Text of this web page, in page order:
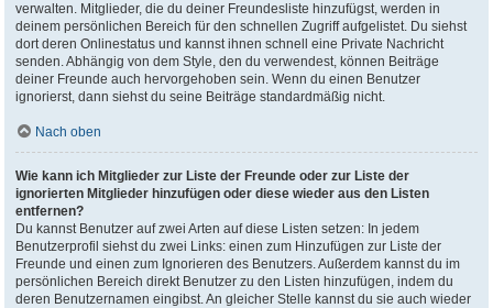
verwalten. Mitglieder, die du deiner Freundesliste hinzufügst, werden in
deinem persönlichen Bereich für den schnellen Zugriff aufgelistet. Du siehst
dort deren Onlinestatus und kannst ihnen schnell eine Private Nachricht
senden. Abhängig von dem Style, den du verwendest, können Beiträge
deiner Freunde auch hervorgehoben sein. Wenn du einen Benutzer
ignorierst, dann siehst du seine Beiträge standardmäßig nicht.
Nach oben
Wie kann ich Mitglieder zur Liste der Freunde oder zur Liste der
ignorierten Mitglieder hinzufügen oder diese wieder aus den Listen
entfernen?
Du kannst Benutzer auf zwei Arten auf diese Listen setzen: In jedem
Benutzerprofil siehst du zwei Links: einen zum Hinzufügen zur Liste der
Freunde und einen zum Ignorieren des Benutzers. Außerdem kannst du im
persönlichen Bereich direkt Benutzer zu den Listen hinzufügen, indem du
deren Benutzernamen eingibst. An gleicher Stelle kannst du sie auch wieder